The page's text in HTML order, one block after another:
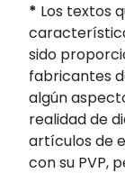
* Los textos
sido
fabricantes
algún
realidad de
artículos de
con su PVP,